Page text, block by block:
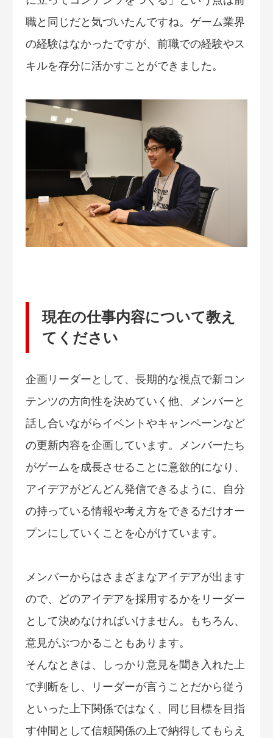
職と同じだと気づいたんですね。ゲーム業界
の経験はなかったですが、前職での経験やス
キルを存分に活かすことができました。
現在の仕事内容について教え
てください
企画リーダーとして、長期的な視点で新コン
テンツの方向性を決めていく他、メンバーと
話し合いながらイベントやキャンペーンなど
の更新内容を企画しています。メンバーたち
がゲームを成長させることに意欲的になり、
アイデアがどんどん発信できるように、自分
の持っている情報や考え方をできるだけオー
プンにしていくことを心がけています。
メンバーからはさまざまなアイデアが出ます
ので、どのアイデアを採用するかをリーダー
として決めなければいけません。もちろん、
意見がぶつかることもあります。
そんなときは、しっかり意見を聞き入れた上
で判断をし、リーダーが言うことだから従う
といった上下関係ではなく、同じ目標を目指
す仲間として信頼関係の上で納得してもらえ